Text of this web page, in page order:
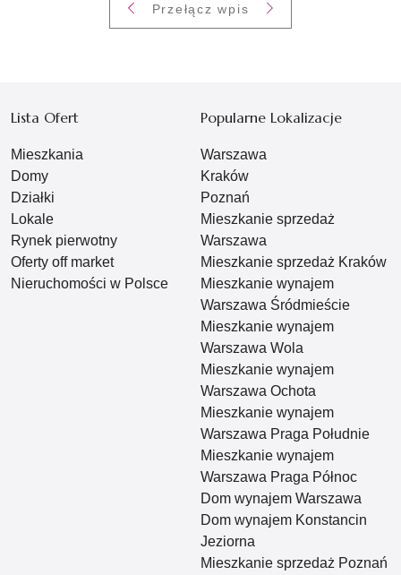
Przełącz wpis
Lista Ofert
Mieszkania
Domy
Działki
Lokale
Rynek pierwotny
Oferty off market
Nieruchomości w Polsce
Popularne Lokalizacje
Warszawa
Kraków
Poznań
Mieszkanie sprzedaż
Warszawa
Mieszkanie sprzedaż Kraków
Mieszkanie wynajem
Warszawa Śródmieście
Mieszkanie wynajem
Warszawa Wola
Mieszkanie wynajem
Warszawa Ochota
Mieszkanie wynajem
Warszawa Praga Południe
Mieszkanie wynajem
Warszawa Praga Północ
Dom wynajem Warszawa
Dom wynajem Konstancin
Jeziorna
Mieszkanie sprzedaż Poznań